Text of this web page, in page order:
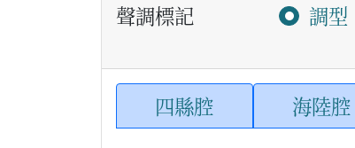
聲調標記 調型
四縣腔 海陸腔